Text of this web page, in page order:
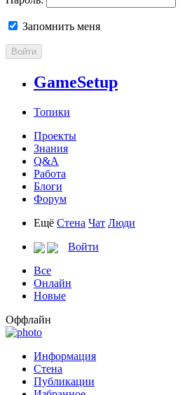
Запомнить меня
Войти
GameSetup
Топики
Проекты
Знания
Q&A
Работа
Блоги
Форум
Ещё Стена Чат Люди
Войти
Все
Онлайн
Новые
Оффлайн
Информация
Стена
Публикации